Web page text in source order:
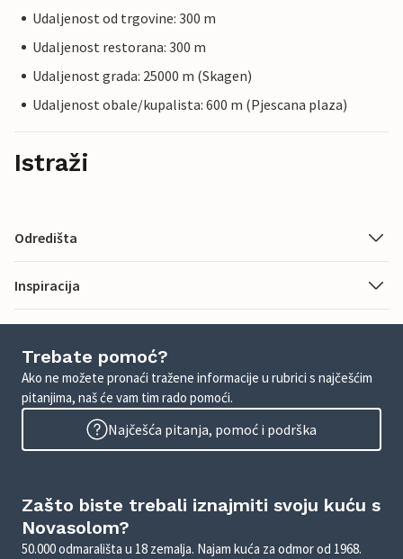
Udaljenost od trgovine: 300 m
Udaljenost restorana: 300 m
Udaljenost grada: 25000 m (Skagen)
Udaljenost obale/kupalista: 600 m (Pjescana plaza)
Istraži
Odredišta
Inspiracija
Trebate pomoć?
Ako ne možete pronaći tražene informacije u rubrici s najčešćim
pitanjima, naš će vam tim rado pomoći.
Najčešća pitanja, pomoć i podrška
Zašto biste trebali iznajmiti svoju kuću s
Novasolom?
50.000 odmarališta u 18 zemalja. Najam kuća za odmor od 1968.